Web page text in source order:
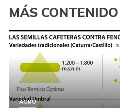
MÁS
AGRO